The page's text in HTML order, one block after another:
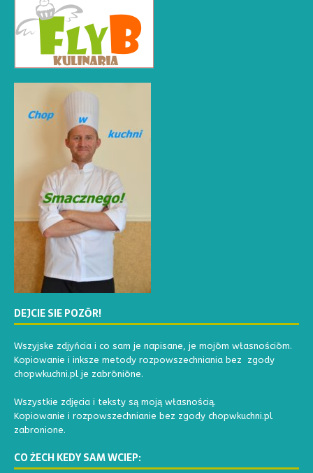
DEJCIE SIE POZŌR!
Wszyjske zdjyńcia i co sam je napisane, je mojōm własnościōm.
Kopiowanie i inksze metody rozpowszechniania bez zgody
chopwkuchni.pl je zabrōniōne.
Wszystkie zdjęcia i teksty są moją własnością.
Kopiowanie i rozpowszechnianie bez zgody chopwkuchni.pl
zabronione.
CO ŻECH KEDY SAM WCIEP: